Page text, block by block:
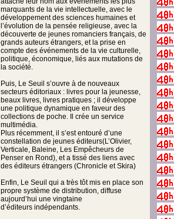
marquants de la vie intellectuelle, avec le
développement des sciences humaines et
l’évolution de la pensée religieuse, avec la
découverte de jeunes romanciers français, de
grands auteurs étrangers, et la prise en
compte des événements de la vie culturelle,
politique, économique, liés aux mutations de
la société.
Puis, Le Seuil s’ouvre à de nouveaux
secteurs éditoriaux : livres pour la jeunesse,
beaux livres, livres pratiques ; il développe
une politique dynamique en faveur des
collections de poche. Il crée un service
multimédia.
Plus récemment, il s’est entouré d’une
constellation de jeunes éditeurs(L’Olivier,
Verticale, Baleine, Les Empêcheurs de
Penser en Rond), et a tissé des liens avec
des éditeurs étrangers (Chronicle et Skira)
Enfin, Le Seuil qui a très tôt mis en place son
propre système de distribution, diffuse
aujourd’hui une vingtaine
d’éditeurs indépendants.